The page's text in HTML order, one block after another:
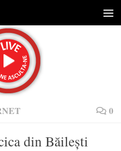
0
din Băilești